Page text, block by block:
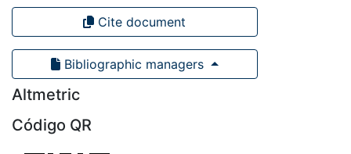
Cite document
Bibliographic managers
Altmetric
Código QR